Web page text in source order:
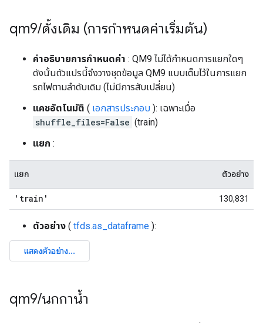
qm9/ดั้งเดิม (การกำหนดค่าเริ่มต้น)
คำอธิบายการกำหนดค่า : QM9 ไม่ได้กำหนดการแยกใดๆ
ดังนั้นตัวแปรนี้จึงวางชุดข้อมูล QM9 แบบเต็มไว้ในการแยก
รถไฟตามลำดับเดิม (ไม่มีการสับเปลี่ยน)
แคชอัตโนมัติ ( เอกสารประกอบ ): เฉพาะเมื่อ
shuffle_files=False (train)
แยก :
แยก ตัวอย่าง
'train' 130,831
ตัวอย่าง ( tfds.as_dataframe ):
qm9/นกกาน้ำ